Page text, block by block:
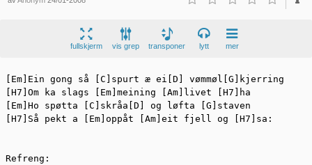
fullskjerm vis grep transponer lytt mer
[Em]Ein gong så [C]spurt æ ei[D] vømmøl[G]kjerring
[H7]Om ka slags [Em]meining [Am]livet [H7]ha
[Em]Ho spøtta [C]skråa[D] og løfta [G]staven
[H7]Så pekt a [Em]oppåt [Am]eit fjell og [H7]sa:
Refreng: